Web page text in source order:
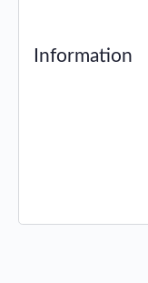
Information